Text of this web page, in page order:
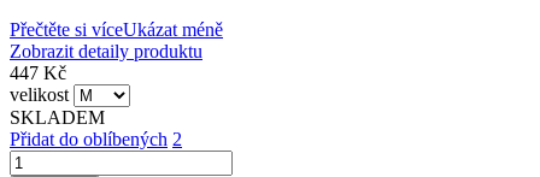
Přečtěte si víceUkázat méně
Zobrazit detaily produktu
447 Kč
velikost
SKLADEM
Přidat do oblíbených 2